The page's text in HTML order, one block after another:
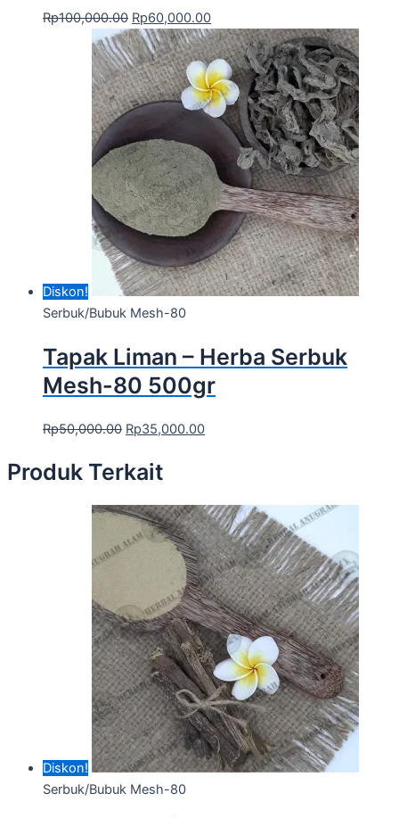
Rp100,000.00 Rp60,000.00
Diskon!
Serbuk/Bubuk Mesh-80
Tapak Liman – Herba Serbuk
Mesh-80 500gr
Rp50,000.00 Rp35,000.00
Produk Terkait
Diskon!
Serbuk/Bubuk Mesh-80